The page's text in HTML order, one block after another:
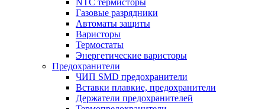
Газовые разрядники
Автоматы защиты
Варисторы
Термостаты
Энергетические варисторы
Предохранители
ЧИП SMD предохранители
Вставки плавкие, предохранители
Держатели предохранителей